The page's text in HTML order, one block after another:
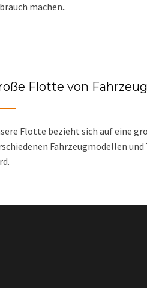
machen..
Flotte von
Flotte bezieht sich auf eine
Fahrzeugmodellen